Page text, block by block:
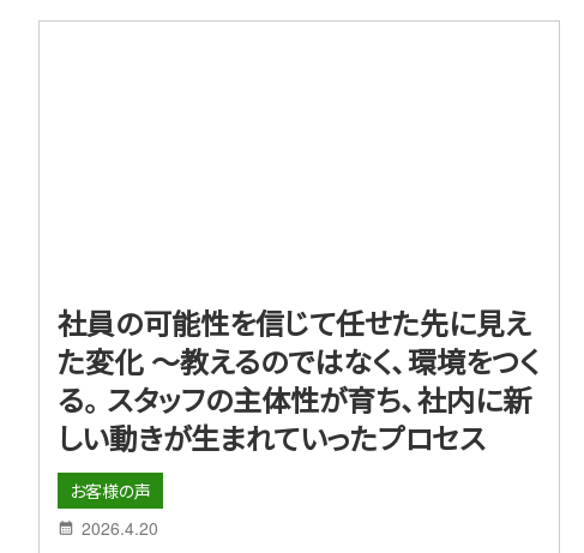
社員の可能性を信じて任せた先に見え
た変化 ～教えるのではなく、環境をつく
る。スタッフの主体性が育ち、社内に新
しい動きが生まれていったプロセス
お客様の声
2026.4.20